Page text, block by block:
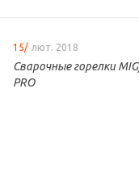
15/ лют. 2018
Сварочные горелки
PRO